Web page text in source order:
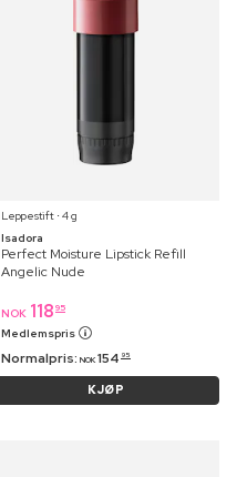
Leppestift ⋅ 4 g
Isadora
Perfect Moisture Lipstick Refill
Angelic Nude
NOK 118 95
Medlemspris
Normalpris: NOK 154 95
KJØP